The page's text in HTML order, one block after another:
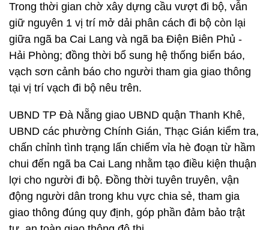
Trong thời gian chờ xây dựng cầu vượt đi bộ, vẫn
giữ nguyên 1 vị trí mở dải phân cách đi bộ còn lại
giữa ngã ba Cai Lang và ngã ba Điện Biên Phủ -
Hải Phòng; đồng thời bổ sung hệ thống biển báo,
vạch sơn cảnh báo cho người tham gia giao thông
tại vị trí vạch đi bộ nêu trên.
UBND TP Đà Nẵng giao UBND quận Thanh Khê,
UBND các phường Chính Gián, Thạc Gián kiểm tra,
chấn chỉnh tình trạng lấn chiếm vỉa hè đoạn từ hầm
chui đến ngã ba Cai Lang nhằm tạo điều kiện thuận
lợi cho người đi bộ. Đồng thời tuyên truyên, vận
động người dân trong khu vực chia sẻ, tham gia
giao thông đúng quy định, góp phần đảm bảo trật